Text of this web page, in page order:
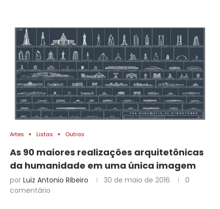
Artes Listas Outras
As 90 maiores realizações arquitetônicas
da humanidade em uma única imagem
por Luiz Antonio Ribeiro 30 de maio de 2016
0
comentário